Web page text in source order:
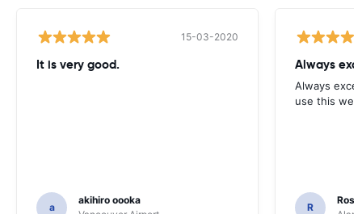
15-03-2020
It is very good.
a
akihiro oooka
Always
Always
use this
R